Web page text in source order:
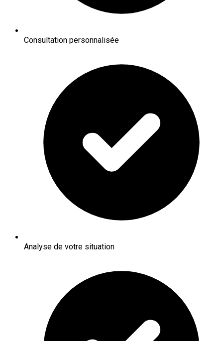
Consultation personnalisée
Analyse de votre situation